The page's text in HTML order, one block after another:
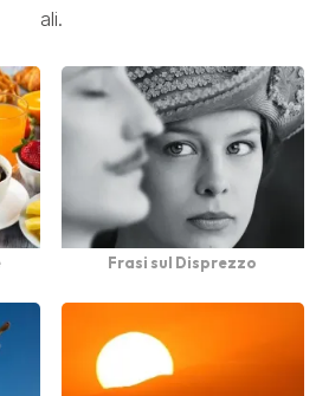
ali.
Frasi sul Disprezzo